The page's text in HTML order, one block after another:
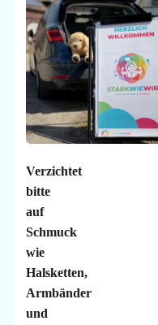
zusammen
und
nehme
die
Kinder
in
Empfang.
Verzichtet
bitte
auf
Schmuck
wie
Halsketten,
Armbänder
und